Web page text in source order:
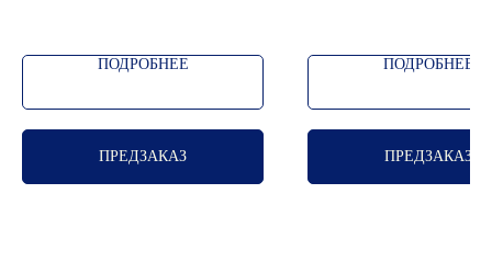
ПОДРОБНЕЕ
ПРЕДЗАКАЗ
ПОДРОБНЕЕ
ПРЕДЗАКАЗ